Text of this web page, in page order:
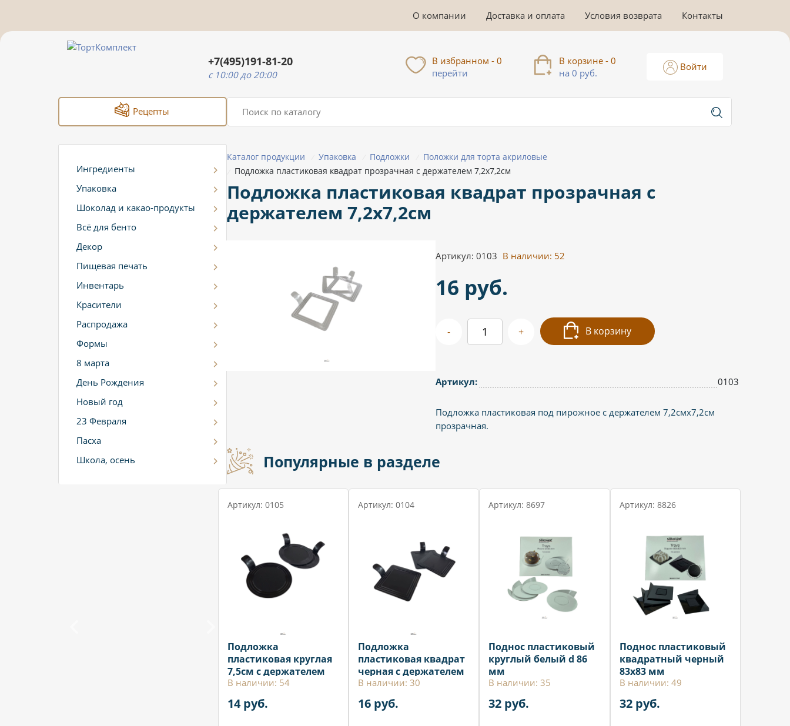
О компании Доставка и оплата Условия возврата Контакты
+7(495)191-81-20
c 10:00 до 20:00
В избранном - 0
перейти
В корзине - 0
на 0 руб.
Войти
Рецепты
Ингредиенты
Упаковка
Шоколад и какао-продукты
Всё для бенто
Декор
Пищевая печать
Инвентарь
Красители
Распродажа
Формы
8 марта
День Рождения
Новый год
23 Февраля
Пасха
Школа, осень
Каталог продукции Упаковка Подложки Положки для торта акриловые
Подложка пластиковая квадрат прозрачная с держателем 7,2х7,2см
Подложка пластиковая квадрат прозрачная с
держателем 7,2х7,2см
Артикул: 0103 В наличии: 52
16 руб.
- + В корзину
Артикул: 0103
Подложка пластиковая под пирожное с держателем 7,2смх7,2см
прозрачная.
Популярные в разделе
Артикул: 0105
Подложка
пластиковая круглая
7,5см с держателем
черная
В наличии: 54
14 руб.
Артикул: 0104
Подложка
пластиковая квадрат
черная с держателем
7,2х7,2см
В наличии: 30
16 руб.
Артикул: 8697
Поднос пластиковый
круглый белый d 86
мм
В наличии: 35
32 руб.
Артикул: 8826
Поднос пластиковый
квадратный черный
83х83 мм
В наличии: 49
32 руб.